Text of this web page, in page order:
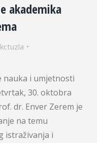
akademika
nauka i umjetnosti
30. oktobra
dr. Enver Zerem je
na temu
istraživanja i